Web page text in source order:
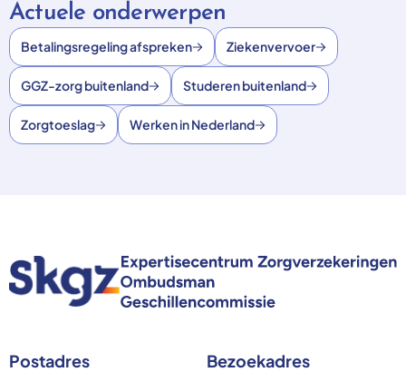
Actuele onderwerpen
Betalingsregeling afspreken Ziekenvervoer
GGZ-zorg buitenland Studeren buitenland
Zorgtoeslag Werken in Nederland
Postadres Bezoekadres